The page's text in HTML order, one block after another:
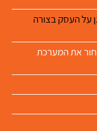
על העסק בצורה
את המערכת